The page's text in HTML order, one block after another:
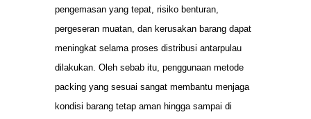
pengemasan yang tepat, risiko benturan,
pergeseran muatan, dan kerusakan barang dapat
meningkat selama proses distribusi antarpulau
dilakukan. Oleh sebab itu, penggunaan metode
packing yang sesuai sangat membantu menjaga
kondisi barang tetap aman hingga sampai di